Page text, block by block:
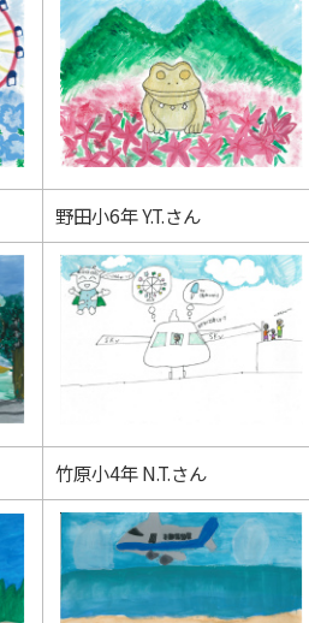
野田小6年 Y.T.さん
竹原小4年 N.T.さん